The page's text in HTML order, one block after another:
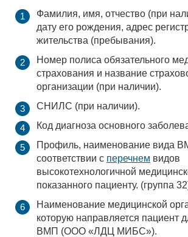
Фамилия, имя, отчество (при
дату его рождения, адрес
жительства (пребывания).
Номер полиса обязательного
страхования и название
организации (при наличии).
СНИЛС (при наличии).
Код диагноза основного
Профиль, наименование вида
соответствии с перечнем видов
высокотехнологичной
показанного пациенту. (группа
Наименование медицинской
которую направляется пациент
ВМП (ООО «ЛДЦ МИБС»).